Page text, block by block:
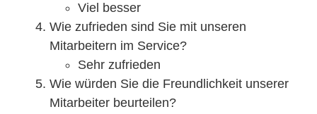
Viel besser
Wie zufrieden sind Sie mit unseren
Mitarbeitern im Service?
Sehr zufrieden
Wie würden Sie die Freundlichkeit unserer
Mitarbeiter beurteilen?